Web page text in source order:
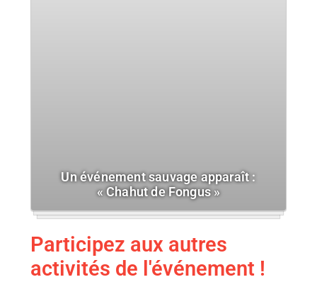
Un événement sauvage apparaît :
« Chahut de Fongus »
Participez aux autres
activités de l'événement !